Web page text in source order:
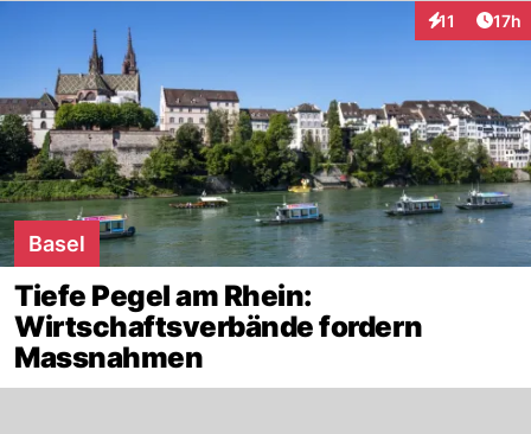
11
Interaktionen
17h
Basel
Tiefe Pegel am Rhein:
Wirtschaftsverbände fordern
Massnahmen